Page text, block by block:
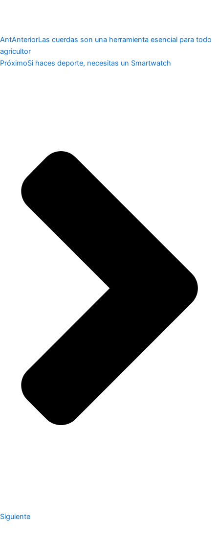
AntAnteriorLas cuerdas son una herramienta esencial para todo
agricultor
PróximoSi haces deporte, necesitas un Smartwatch
Siguiente